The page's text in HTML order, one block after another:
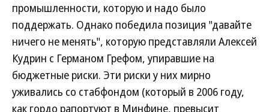
промышленности, которую и надо было
поддержать. Однако победила позиция "давайте
ничего не менять", которую представляли Алексей
Кудрин с Германом Грефом, упиравшие на
бюджетные риски. Эти риски у них мирно
уживались со стабфондом (который в 2006 году,
как гордо рапортуют в Минфине, превысит